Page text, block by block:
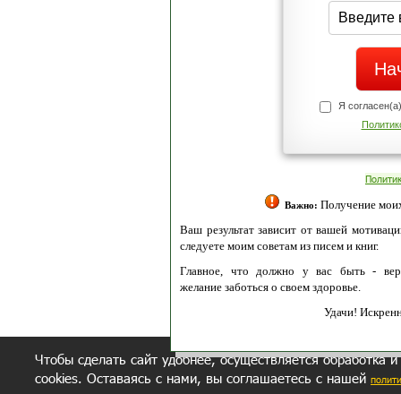
Я
Важно: Получение
Ваш результат зависит от вашей
следуете моим советам из писем и книг.
Главное, что должно у вас быть -
желание заботься о своем здоровье.
Удачи!
Чтобы сделать сайт удобнее, осуществляется обработка
cookies. Оставаясь с нами, вы соглашаетесь с нашей